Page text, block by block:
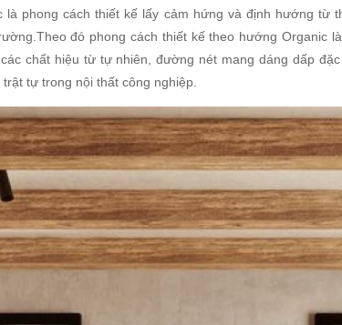
là phong cách thiết kế lấy cảm hứng và định hướng từ
đó phong cách thiết kế theo hướng Organic
chất hiệu từ tự nhiên, đường nét mang dáng dấp
tự trong nội thất công nghiệp.